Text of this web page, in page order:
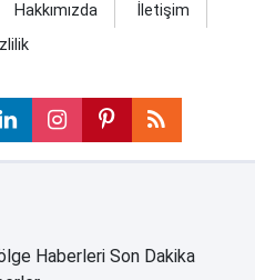
Hakkımızda
İletişim
Haberleri Son Dakika